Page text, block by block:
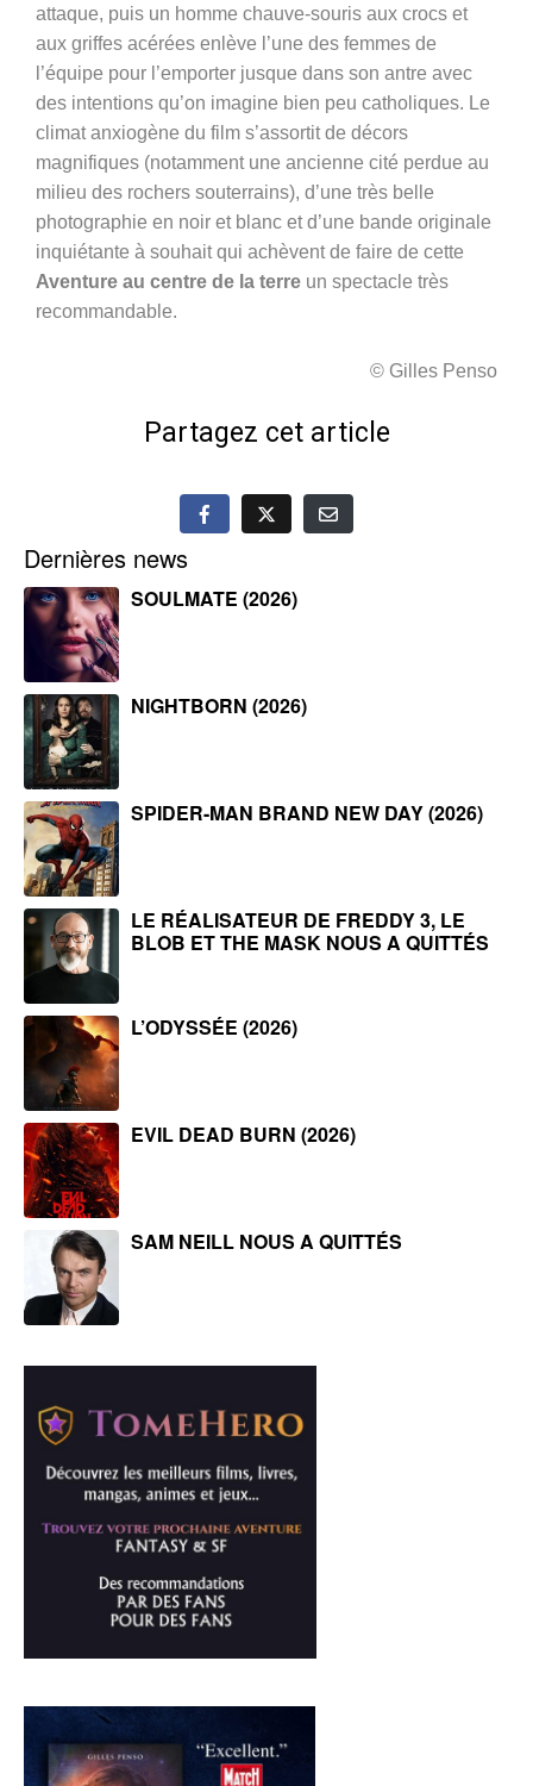
attaque, puis un homme chauve-souris aux crocs et
aux griffes acérées enlève l’une des femmes de
l’équipe pour l’emporter jusque dans son antre avec
des intentions qu’on imagine bien peu catholiques. Le
climat anxiogène du film s’assortit de décors
magnifiques (notamment une ancienne cité perdue au
milieu des rochers souterrains), d’une très belle
photographie en noir et blanc et d’une bande originale
inquiétante à souhait qui achèvent de faire de cette
Aventure au centre de la terre un spectacle très
recommandable.
© Gilles Penso
Partagez cet article
Dernières news
SOULMATE (2026)
NIGHTBORN (2026)
SPIDER-MAN BRAND NEW DAY (2026)
LE RÉALISATEUR DE FREDDY 3, LE
BLOB ET THE MASK NOUS A QUITTÉS
L’ODYSSÉE (2026)
EVIL DEAD BURN (2026)
SAM NEILL NOUS A QUITTÉS